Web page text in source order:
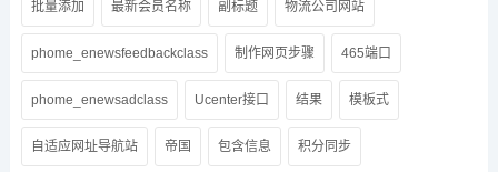
批量添加 最新会员名称 副标题 物流公司网站
phome_enewsfeedbackclass 制作网页步骤 465端口
phome_enewsadclass Ucenter接口 结果 模板式
自适应网址导航站 帝国 包含信息 积分同步